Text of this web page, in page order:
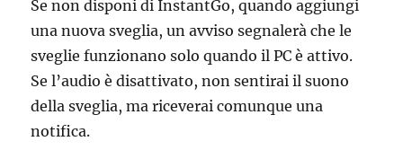
Se non disponi di InstantGo, quando aggiungi
una nuova sveglia, un avviso segnalerà che le
sveglie funzionano solo quando il PC è attivo.
Se l’audio è disattivato, non sentirai il suono
della sveglia, ma riceverai comunque una
notifica.